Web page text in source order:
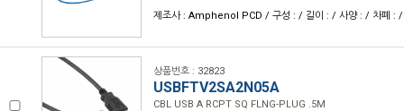
제조사 : Amphenol PCD / 구성 : / 길이 : / 사양 : / 차폐 : /
상품번호 : 32823
USBFTV2SA2N05A
CBL USB A RCPT SQ FLNG-PLUG .5M